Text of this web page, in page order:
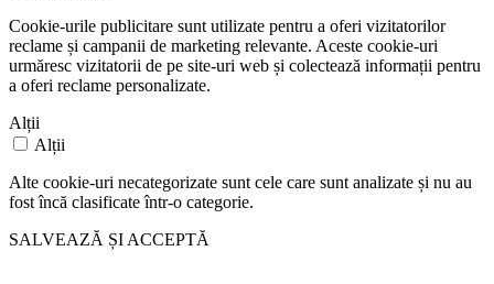
Cookie-urile publicitare sunt utilizate pentru a oferi vizitatorilor
reclame și campanii de marketing relevante. Aceste cookie-uri
urmăresc vizitatorii de pe site-uri web și colectează informații pentru
a oferi reclame personalizate.
Alții
Alții
Alte cookie-uri necategorizate sunt cele care sunt analizate și nu au
fost încă clasificate într-o categorie.
SALVEAZĂ ȘI ACCEPTĂ